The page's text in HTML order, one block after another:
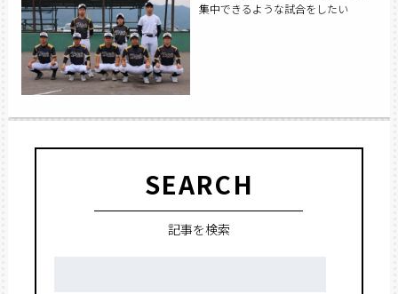
集中できるような試合をしたい
SEARCH
記事を検索